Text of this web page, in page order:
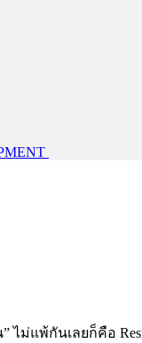
ไม่แพ้กันเลยก็คือ